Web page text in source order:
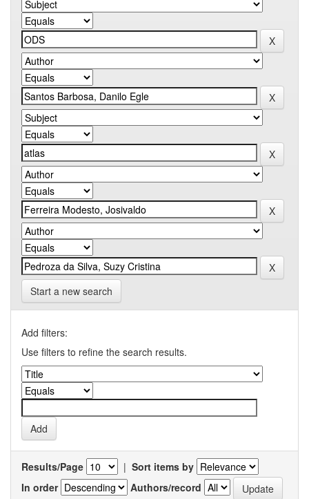
Start a new search
Add filters:
Use filters to refine the search results.
Results/Page | Sort items by
In order
Authors/record